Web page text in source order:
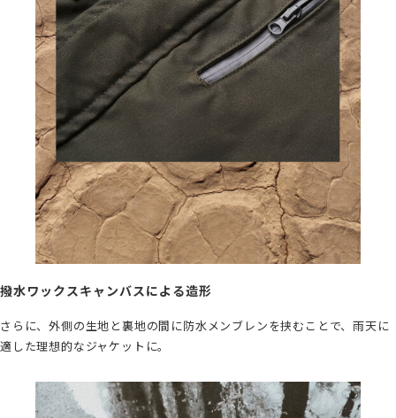
撥水ワックスキャンバスによる造形
さらに、外側の生地と裏地の間に防水メンブレンを挟むことで、雨天に
適した理想的なジャケットに。